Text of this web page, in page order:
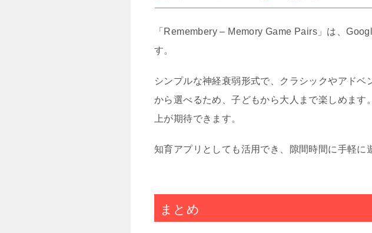
「Remembery – Memory Game Pairs」は、
す。
シンプルな神経衰弱形式で、クラシックやアド
から選べるため、子どもから大人まで楽しめま
上が期待できます。
知育アプリとしても活用でき、隙間時間に手軽に
まとめ